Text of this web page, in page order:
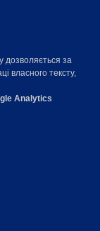
дозволяється за
власного тексту,
Analytics